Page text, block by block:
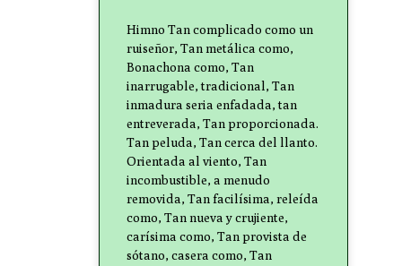
Himno Tan complicado como un
ruiseñor, Tan metálica como,
Bonachona como, Tan
inarrugable, tradicional, Tan
inmadura seria enfadada, tan
entreverada, Tan proporcionada.
Tan peluda, Tan cerca del llanto.
Orientada al viento, Tan
incombustible, a menudo
removida, Tan facilísima, releída
como, Tan nueva y crujiente,
carísima como, Tan provista de
sótano, casera como, Tan